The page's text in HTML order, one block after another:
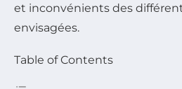
et inconvénients des
envisagées.
Table of Contents